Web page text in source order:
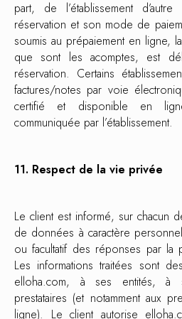
part, de l’établissement
réservation et son mode de
soumis au prépaiement en ligne,
que sont les acomptes, est
réservation. Certains
factures/notes par voie
certifié et disponible en
communiquée par l’établissement.
11. Respect de la vie privée
Le client est informé, sur chacun
de données à caractère
ou facultatif des réponses par la
Les informations traitées sont
elloha.com, à ses entités, à
prestataires (et notamment aux
ligne). Le client autorise